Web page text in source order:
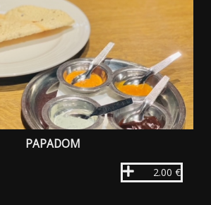
PAPADOM
2.00 €